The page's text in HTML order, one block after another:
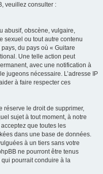
veuillez consulter :
abusif, obscène, vulgaire,
sexuel ou tout autre contenu
du pays où « Guitare
Une telle action peut
avec une notification à
jugeons nécessaire. L’adresse IP
à faire respecter ces
réserve le droit de supprimer,
sujet à tout moment, à notre
que toutes les
dans une base de données.
à un tiers sans votre
ne pourront être tenus
pourrait conduire à la